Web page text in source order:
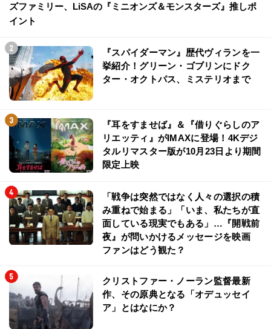
ズファミリー、LiSAの『ミニオンズ＆モンスターズ』推しポ
イント
『スパイダーマン』歴代ヴィランを一
挙紹介！グリーン・ゴブリンにドク
ター・オクトパス、ミステリオまで
『耳をすませば』＆『借りぐらしのア
リエッティ』がIMAXに登場！4Kデジ
タルリマスター版が10月23日より期間
限定上映
「戦争は突然ではなく人々の選択の積
み重ねで始まる」「いま、私たちが直
面している現実でもある」…『開戦前
夜』が問いかけるメッセージを映画
ファンはどう観た？
クリストファー・ノーラン監督最新
作、その原典となる「オデュッセイ
ア」とはなにか？